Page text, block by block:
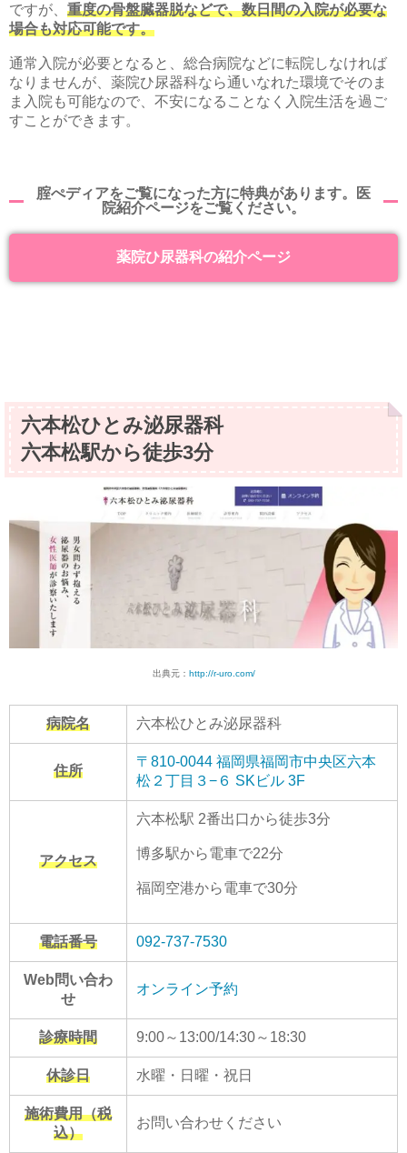
ですが、 重度の骨盤臓器脱などで、数日間の入院が必要な
場合も対応可能です。
通常入院が必要となると、総合病院などに転院しなければ
なりませんが、薬院ひ尿器科なら通いなれた環境でそのま
ま入院も可能なので、不安になることなく入院生活を過ご
すことができます。
腟ぺディアをご覧になった方に特典があります。医
院紹介ページをご覧ください。
薬院ひ尿器科の紹介ページ
六本松ひとみ泌尿器科
六本松駅から徒歩3分
出典元： http://r-uro.com/
病院名 六本松ひとみ泌尿器科
住所
〒810-0044 福岡県福岡市中央区六本
松２丁目３−６ SKビル 3F
アクセス
六本松駅 2番出口から徒歩3分
博多駅から電車で22分
福岡空港から電車で30分
電話番号 092-737-7530
Web問い合わ
せ
オンライン予約
診療時間 9:00～13:00/14:30～18:30
休診日 水曜・日曜・祝日
施術費用（税
込）
お問い合わせください